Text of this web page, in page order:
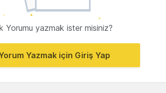
Yorumu yazmak ister misiniz?
Yazmak için Giriş Yap